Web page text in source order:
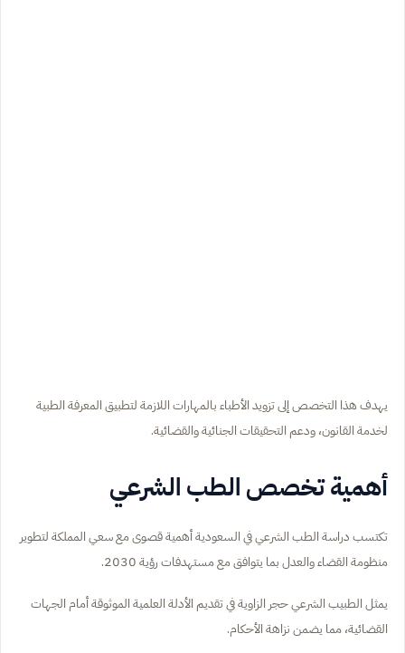
يهدف هذا التخصص إلى تزويد الأطباء بالمهارات اللازمة لتطبيق المعرفة الطبية
لخدمة القانون، ودعم التحقيقات الجنائية والقضائية.
أهمية تخصص الطب الشرعي
تكتسب دراسة الطب الشرعي في السعودية أهمية قصوى مع سعي المملكة لتطوير
منظومة القضاء والعدل بما يتوافق مع مستهدفات رؤية 2030.
يمثل الطبيب الشرعي حجر الزاوية في تقديم الأدلة العلمية الموثوقة أمام الجهات
القضائية، مما يضمن نزاهة الأحكام.